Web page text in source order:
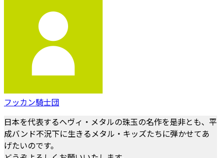
フッカン騎士団
日本を代表するヘヴィ・メタルの珠玉の名作を是非とも、平
成バンド不況下に生きるメタル・キッズたちに弾かせてあ
げたいのです。